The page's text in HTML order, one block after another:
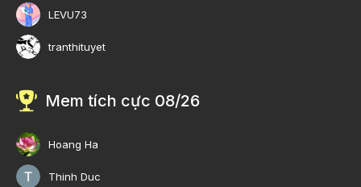
LEVU73
tranthituyet
Mem tích cực 08/26
Hoang Ha
Thinh Duc